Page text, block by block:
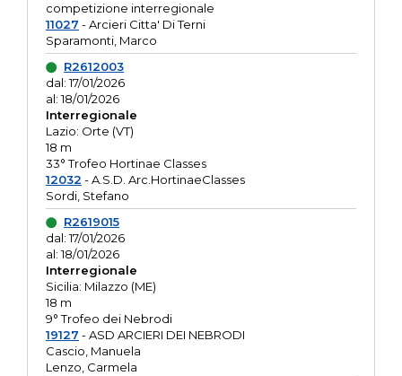
competizione interregionale
11027 - Arcieri Citta' Di Terni
Sparamonti, Marco
R2612003
dal: 17/01/2026
al: 18/01/2026
Interregionale
Lazio: Orte (VT)
18 m
33° Trofeo Hortinae Classes
12032 - A.S.D. Arc.HortinaeClasses
Sordi, Stefano
R2619015
dal: 17/01/2026
al: 18/01/2026
Interregionale
Sicilia: Milazzo (ME)
18 m
9° Trofeo dei Nebrodi
19127 - ASD ARCIERI DEI NEBRODI
Cascio, Manuela
Lenzo, Carmela